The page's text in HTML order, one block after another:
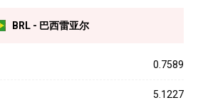
BRL - 巴西雷亚尔
0.7589
5.1227